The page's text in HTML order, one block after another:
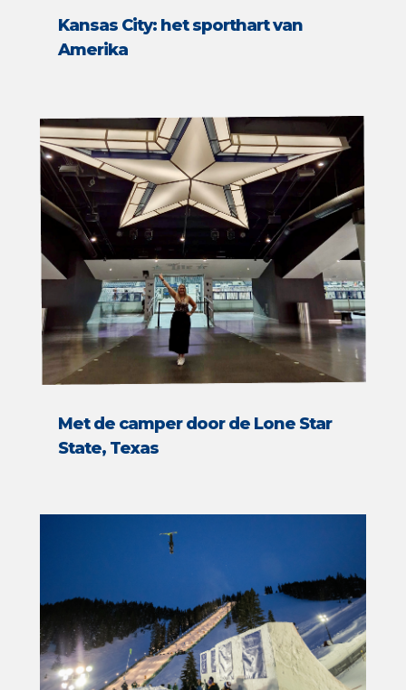
Kansas City: het sporthart van
Amerika
Met de camper door de Lone Star
State, Texas